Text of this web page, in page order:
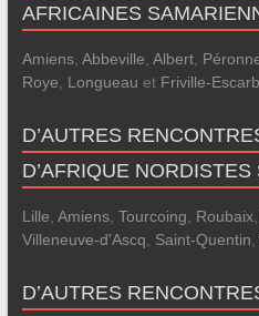
AFRICAINES
Amiens, Abbeville, Albert,
Roye, Longueau et Friville-
D’AUTRES
D’AFRIQUE NORDISTES
Lille, Amiens, Tourcoing, Roubaix,
Villeneuve-d'Ascq, Saint-Quentin,
D’AUTRES